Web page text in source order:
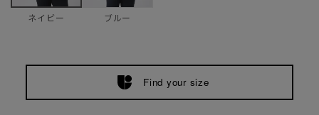
ネイビー ブルー
Find your size